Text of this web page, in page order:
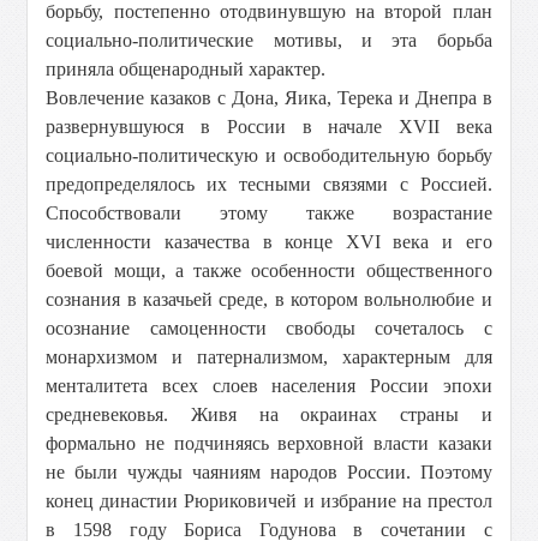
борьбу, постепенно отодвинувшую на второй план
социально-политические мотивы, и эта борьба
приняла общенародный характер.
Вовлечение казаков с Дона, Яика, Терека и Днепра в
развернувшуюся в России в начале XVII века
социально-политическую и освободительную борьбу
предопределялось их тесными связями с Россией.
Способствовали этому также возрастание
численности казачества в конце XVI века и его
боевой мощи, а также особенности общественного
сознания в казачьей среде, в котором вольнолюбие и
осознание самоценности свободы сочеталось с
монархизмом и патернализмом, характерным для
менталитета всех слоев населения России эпохи
средневековья. Живя на окраинах страны и
формально не подчиняясь верховной власти казаки
не были чужды чаяниям народов России. Поэтому
конец династии Рюриковичей и избрание на престол
в 1598 году Бориса Годунова в сочетании с